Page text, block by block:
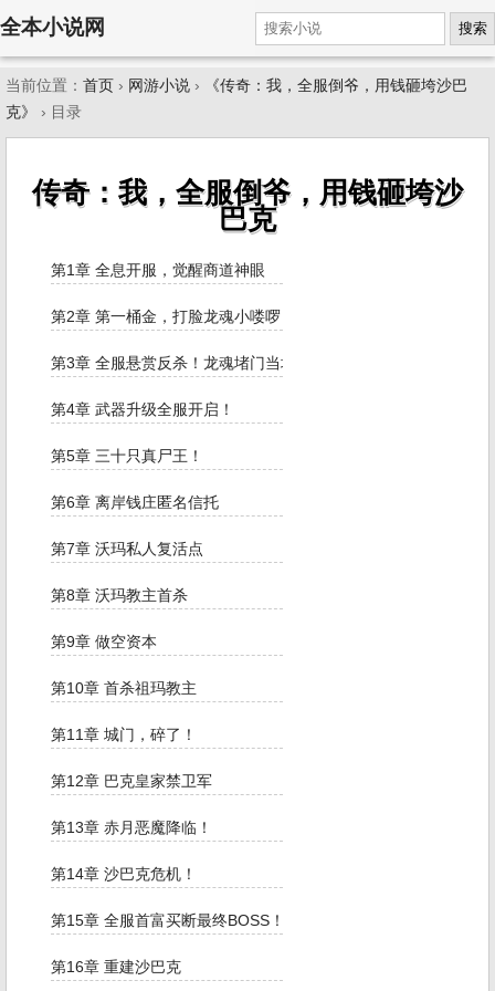
全本小说网 搜索
当前位置： 首页 › 网游小说 ›
《传奇：我，全服倒爷，用钱砸垮沙巴
克》
› 目录
传奇：我，全服倒爷，用钱砸垮沙
巴克
第1章 全息开服，觉醒商道神眼
第2章 第一桶金，打脸龙魂小喽啰
第3章 全服悬赏反杀！龙魂堵门当场崩盘！
第4章 武器升级全服开启！
第5章 三十只真尸王！
第6章 离岸钱庄匿名信托
第7章 沃玛私人复活点
第8章 沃玛教主首杀
第9章 做空资本
第10章 首杀祖玛教主
第11章 城门，碎了！
第12章 巴克皇家禁卫军
第13章 赤月恶魔降临！
第14章 沙巴克危机！
第15章 全服首富买断最终BOSS！
第16章 重建沙巴克